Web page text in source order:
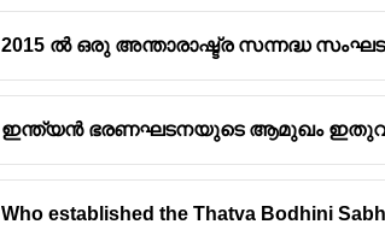
2015 ൽ ഒരു അന്താരാഷ്ട്ര സന്നദ്ധ
ഇന്ത്യൻ ഭരണഘടനയുടെ ആമുഖം
Who established the Thatva Bodhini